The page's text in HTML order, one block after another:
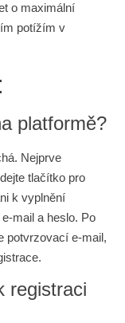
o maximální
potížím v
platformě?
Nejprve
tlačítko pro
k vyplnění
mail a heslo. Po
potvrzovací e-mail,
registraci